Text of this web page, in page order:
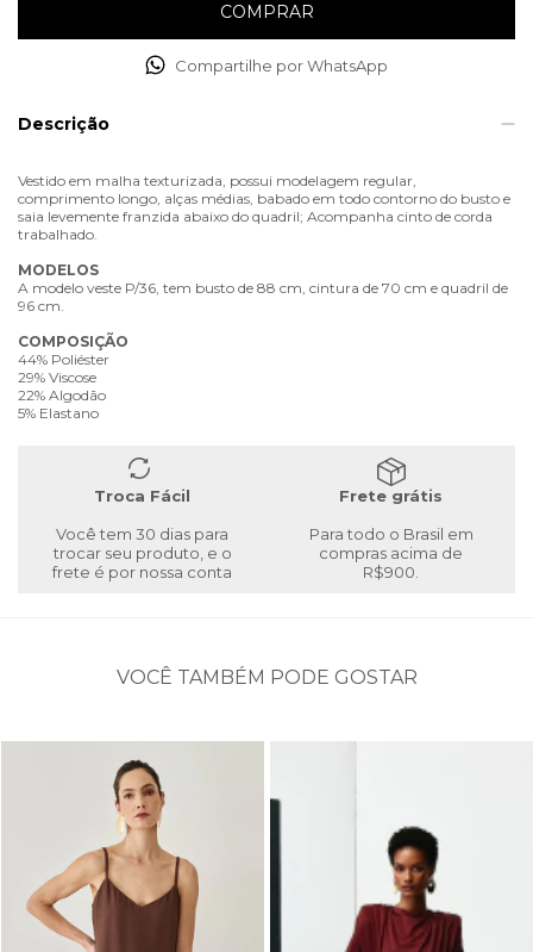
Compartilhe por WhatsApp
Descrição
Vestido em malha texturizada, possui modelagem regular,
comprimento longo, alças médias, babado em todo contorno do busto e
saia levemente franzida abaixo do quadril; Acompanha cinto de corda
trabalhado.
MODELOS
A modelo veste P/36, tem busto de 88 cm, cintura de 70 cm e quadril de
96 cm.
COMPOSIÇÃO
44% Poliéster
29% Viscose
22% Algodão
5% Elastano
Troca Fácil
Você tem 30 dias para
trocar seu produto, e o
frete é por nossa conta
Frete grátis
Para todo o Brasil em
compras acima de
R$900.
VOCÊ TAMBÉM PODE GOSTAR